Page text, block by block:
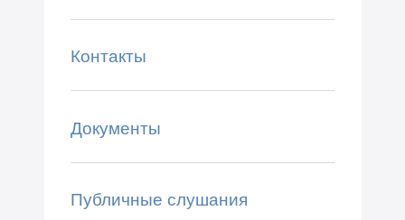
Контакты
Документы
Публичные слушания